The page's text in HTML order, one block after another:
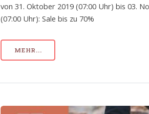
von 31. Oktober 2019 (07:00 Uhr) bis 03.
(07:00 Uhr): Sale bis zu 70%
MEHR...